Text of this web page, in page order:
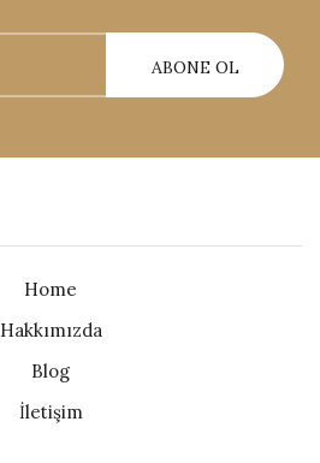
Home
Hakkımızda
Blog
İletişim